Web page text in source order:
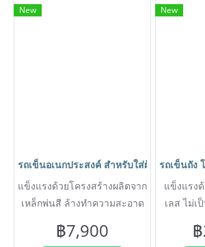
New
รถเข็นอเนกประสงค์ สำหรับใส่ผ้าเปียก รถเ
แข็งแรงด้วยโครงสร้างผลิตจาก
เหล็กพ่นสี ล้างทำความสะอาด
ใหญ่ เช่น ผ้าเปียก น้ำแข็ง
฿7,900
New
รถเข็นถัง
แข็งแรง
เลส ไม่เ
ของขน